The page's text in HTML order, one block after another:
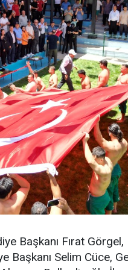
Başkanı Fırat
Başkanı Selim Cüce,